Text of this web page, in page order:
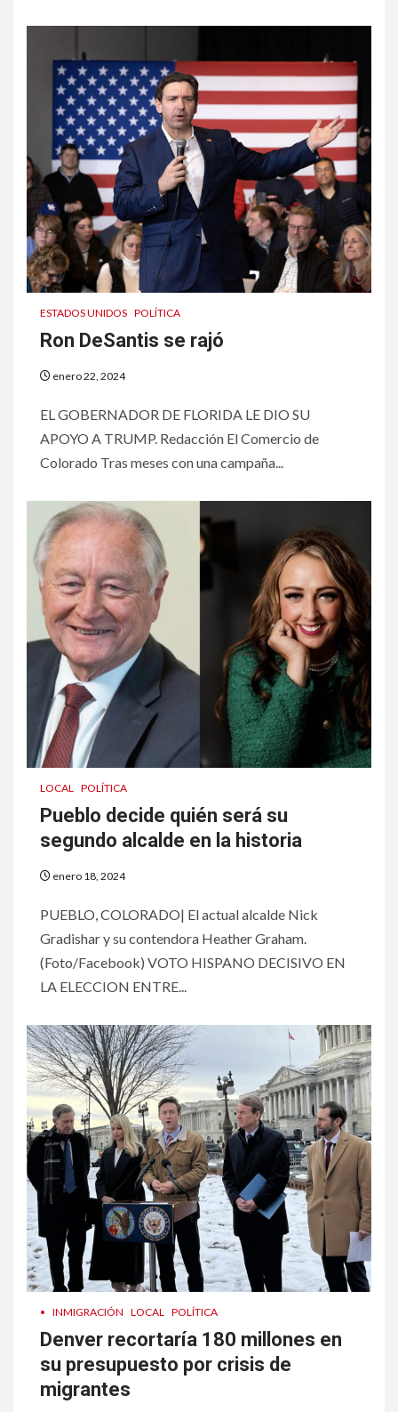
ESTADOS UNIDOS POLÍTICA
Ron DeSantis se rajó
enero 22, 2024
EL GOBERNADOR DE FLORIDA LE DIO SU
APOYO A TRUMP. Redacción El Comercio de
Colorado Tras meses con una campaña...
LOCAL POLÍTICA
Pueblo decide quién será su
segundo alcalde en la historia
enero 18, 2024
PUEBLO, COLORADO| El actual alcalde Nick
Gradishar y su contendora Heather Graham.
(Foto/Facebook) VOTO HISPANO DECISIVO EN
LA ELECCION ENTRE...
• INMIGRACIÓN LOCAL POLÍTICA
Denver recortaría 180 millones en
su presupuesto por crisis de
migrantes